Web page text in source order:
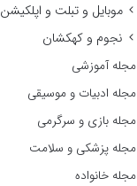
موبایل و تبلت و اپلکیشن
نجوم و کهکشان
مجله آموزشی
مجله ادبیات و موسیقی
مجله بازی و سرگرمی
مجله پزشکی و سلامت
مجله خانواده